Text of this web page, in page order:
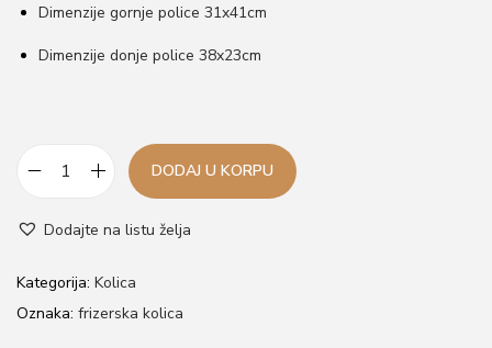
Dimenzije gornje police 31x41cm
Dimenzije donje police 38x23cm
H
r
P
DODAJ U KORPU
Dodajte na listu želja
Kategorija: Kolica
Oznaka: frizerska kolica